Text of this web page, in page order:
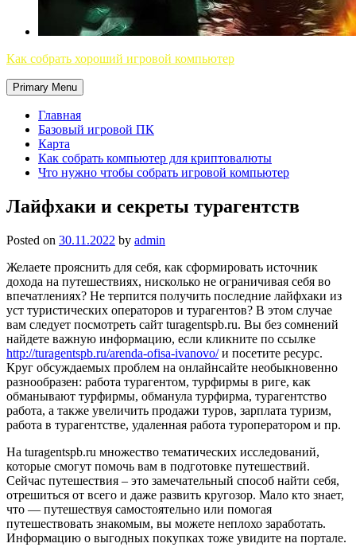
Как собрать хороший игровой компьютер
Primary Menu
Главная
Базовый игровой ПК
Карта
Как собрать компьютер для криптовалюты
Что нужно чтобы собрать игровой компьютер
Лайфхаки и секреты турагентств
Posted on 30.11.2022 by admin
Желаете прояснить для себя, как сформировать источник
дохода на путешествиях, нисколько не ограничивая себя во
впечатлениях? Не терпится получить последние лайфхаки из
уст туристических операторов и турагентов? В этом случае
вам следует посмотреть сайт turagentspb.ru. Вы без сомнений
найдете важную информацию, если кликните по ссылке
http://turagentspb.ru/arenda-ofisa-ivanovo/и посетите ресурс.
Круг обсуждаемых проблем на онлайнсайте необыкновенно
разнообразен: работа турагентом, турфирмы в риге, как
обманывают турфирмы, обманула турфирма, турагентство
работа, а также увеличить продажи туров, зарплата туризм,
работа в турагентстве, удаленная работа туроператором и пр.
На turagentspb.ru множество тематических исследований,
которые смогут помочь вам в подготовке путешествий.
Сейчас путешествия – это замечательный способ найти себя,
отрешиться от всего и даже развить кругозор. Мало кто знает,
что — путешествуя самостоятельно или помогая
путешествовать знакомым, вы можете неплохо заработать.
Информацию о выгодных покупках тоже увидите на портале.